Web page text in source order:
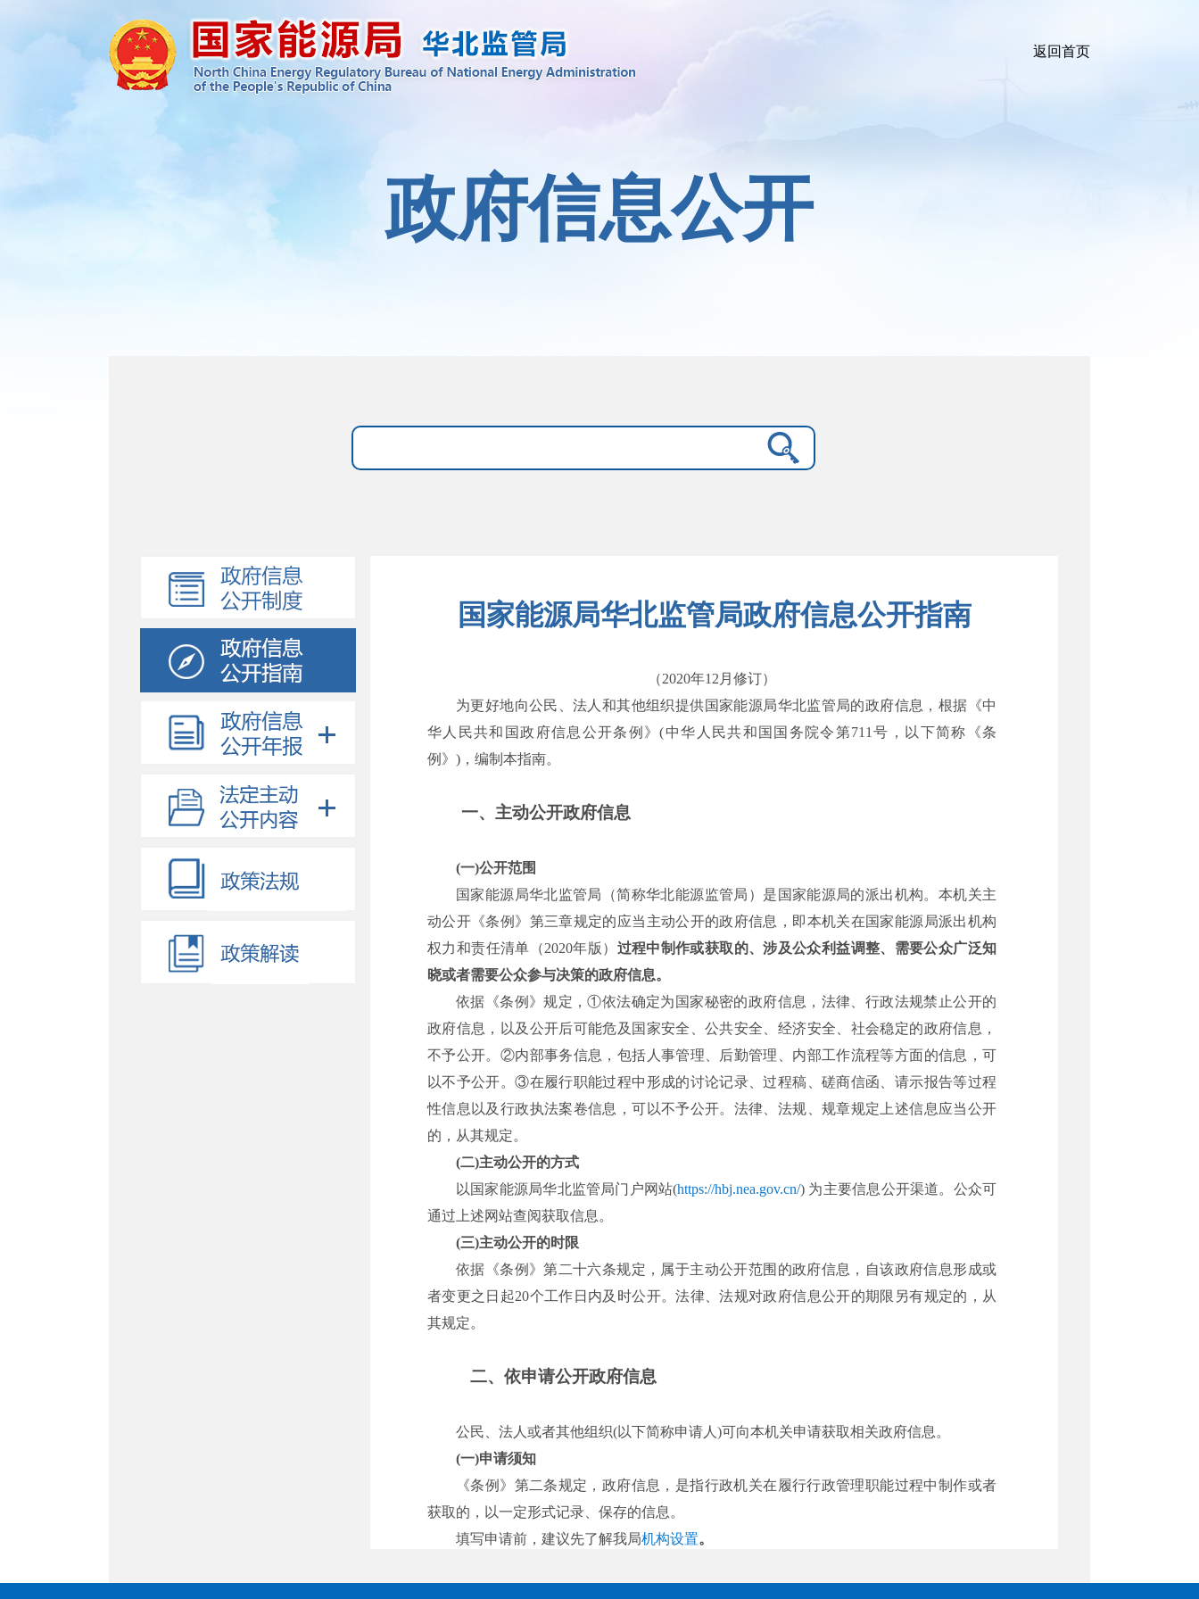
返回首页
政府信息公开
国家能源局华北监管局政府信息公开指南
（2020年12月修订）
为更好地向公民、法人和其他组织提供国家能源局华北监管局的政府信息，根据《中
华人民共和国政府信息公开条例》(中华人民共和国国务院令第711号，以下简称《条
例》)，编制本指南。
一、主动公开政府信息
(一)公开范围
国家能源局华北监管局（简称华北能源监管局）是国家能源局的派出机构。本机关主
动公开《条例》第三章规定的应当主动公开的政府信息，即本机关在国家能源局派出机构
权力和责任清单（2020年版） 过程中制作或获取的、涉及公众利益调整、需要公众广泛知
晓或者需要公众参与决策的政府信息。
依据《条例》规定，①依法确定为国家秘密的政府信息，法律、行政法规禁止公开的
政府信息，以及公开后可能危及国家安全、公共安全、经济安全、社会稳定的政府信息，
不予公开。②内部事务信息，包括人事管理、后勤管理、内部工作流程等方面的信息，可
以不予公开。③在履行职能过程中形成的讨论记录、过程稿、磋商信函、请示报告等过程
性信息以及行政执法案卷信息，可以不予公开。法律、法规、规章规定上述信息应当公开
的，从其规定。
(二)主动公开的方式
以国家能源局华北监管局门户网站(https://hbj.nea.gov.cn/) 为主要信息公开渠道。公众可
通过上述网站查阅获取信息。
(三)主动公开的时限
依据《条例》第二十六条规定，属于主动公开范围的政府信息，自该政府信息形成或
者变更之日起20个工作日内及时公开。法律、法规对政府信息公开的期限另有规定的，从
其规定。
二、依申请公开政府信息
公民、法人或者其他组织(以下简称申请人)可向本机关申请获取相关政府信息。
(一)申请须知
《条例》第二条规定，政府信息，是指行政机关在履行行政管理职能过程中制作或者
获取的，以一定形式记录、保存的信息。
填写申请前，建议先了解我局机构设置。